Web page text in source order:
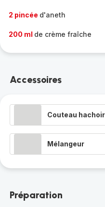
2 pincée d'aneth
200 ml de crème fraîche
Accessoires
Couteau
Mélangeur
Préparation